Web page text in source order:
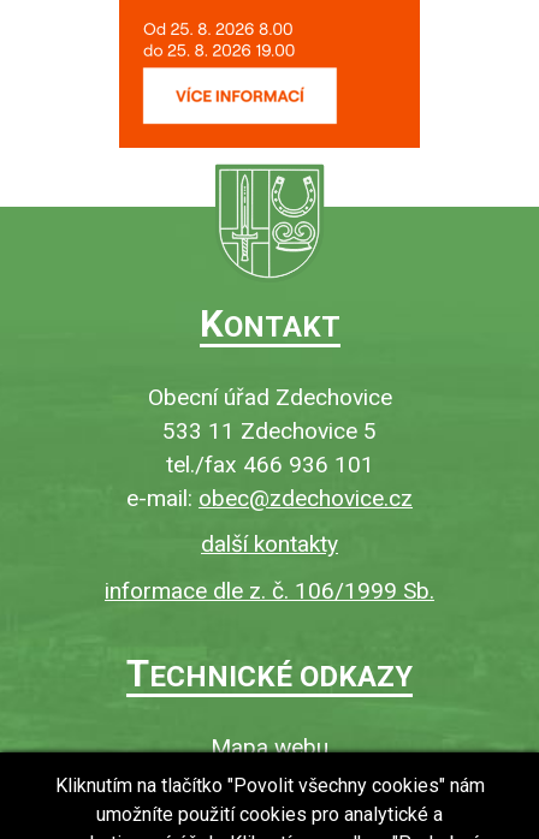
KONTAKT
Obecní úřad Zdechovice
533 11 Zdechovice 5
tel./fax 466 936 101
e-mail: obec@zdechovice.cz
další kontakty
informace dle z. č. 106/1999 Sb.
TECHNICKÉ ODKAZY
Mapa webu
O webu
Povinně zveřejňované informace
Kliknutím na tlačítko "Povolit všechny cookies" nám
umožníte použití cookies pro analytické a